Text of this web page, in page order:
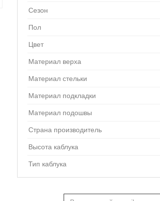
Сезон
Пол
Цвет
Материал верха
Материал стельки
Материал подкладки
Материал подошвы
Страна производитель
Высота каблука
Тип каблука